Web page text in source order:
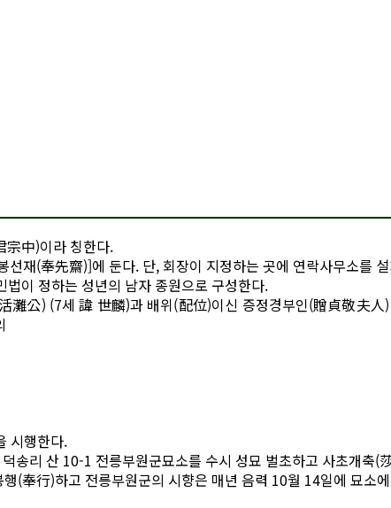
宗中)이라 칭한다.
재(奉先齋)]에 둔다. 단, 회장이 지정하는 곳에 연락사무소를
이 정하는 성년의 남자 종원으로 구성한다.
灘公) (7세 諱 世麟)과 배위(配位)이신 증정경부인(贈貞敬夫
시행한다.
송리 산 10-1 전릉부원군묘소를 수시 성묘 벌초하고 사초개축
(奉行)하고 전릉부원군의 시향은 매년 음력 10월 14일에 묘소